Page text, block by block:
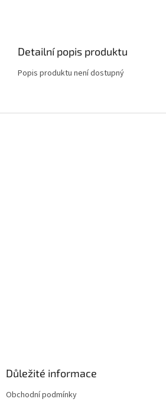
Detailní popis produktu
Popis produktu není dostupný
Důležité informace
Obchodní podmínky